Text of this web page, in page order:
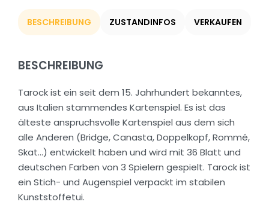
BESCHREIBUNG ZUSTANDINFOS VERKAUFEN
BESCHREIBUNG
Tarock ist ein seit dem 15. Jahrhundert bekanntes,
aus Italien stammendes Kartenspiel. Es ist das
älteste anspruchsvolle Kartenspiel aus dem sich
alle Anderen (Bridge, Canasta, Doppelkopf, Rommé,
Skat…) entwickelt haben und wird mit 36 Blatt und
deutschen Farben von 3 Spielern gespielt. Tarock ist
ein Stich- und Augenspiel verpackt im stabilen
Kunststoffetui.